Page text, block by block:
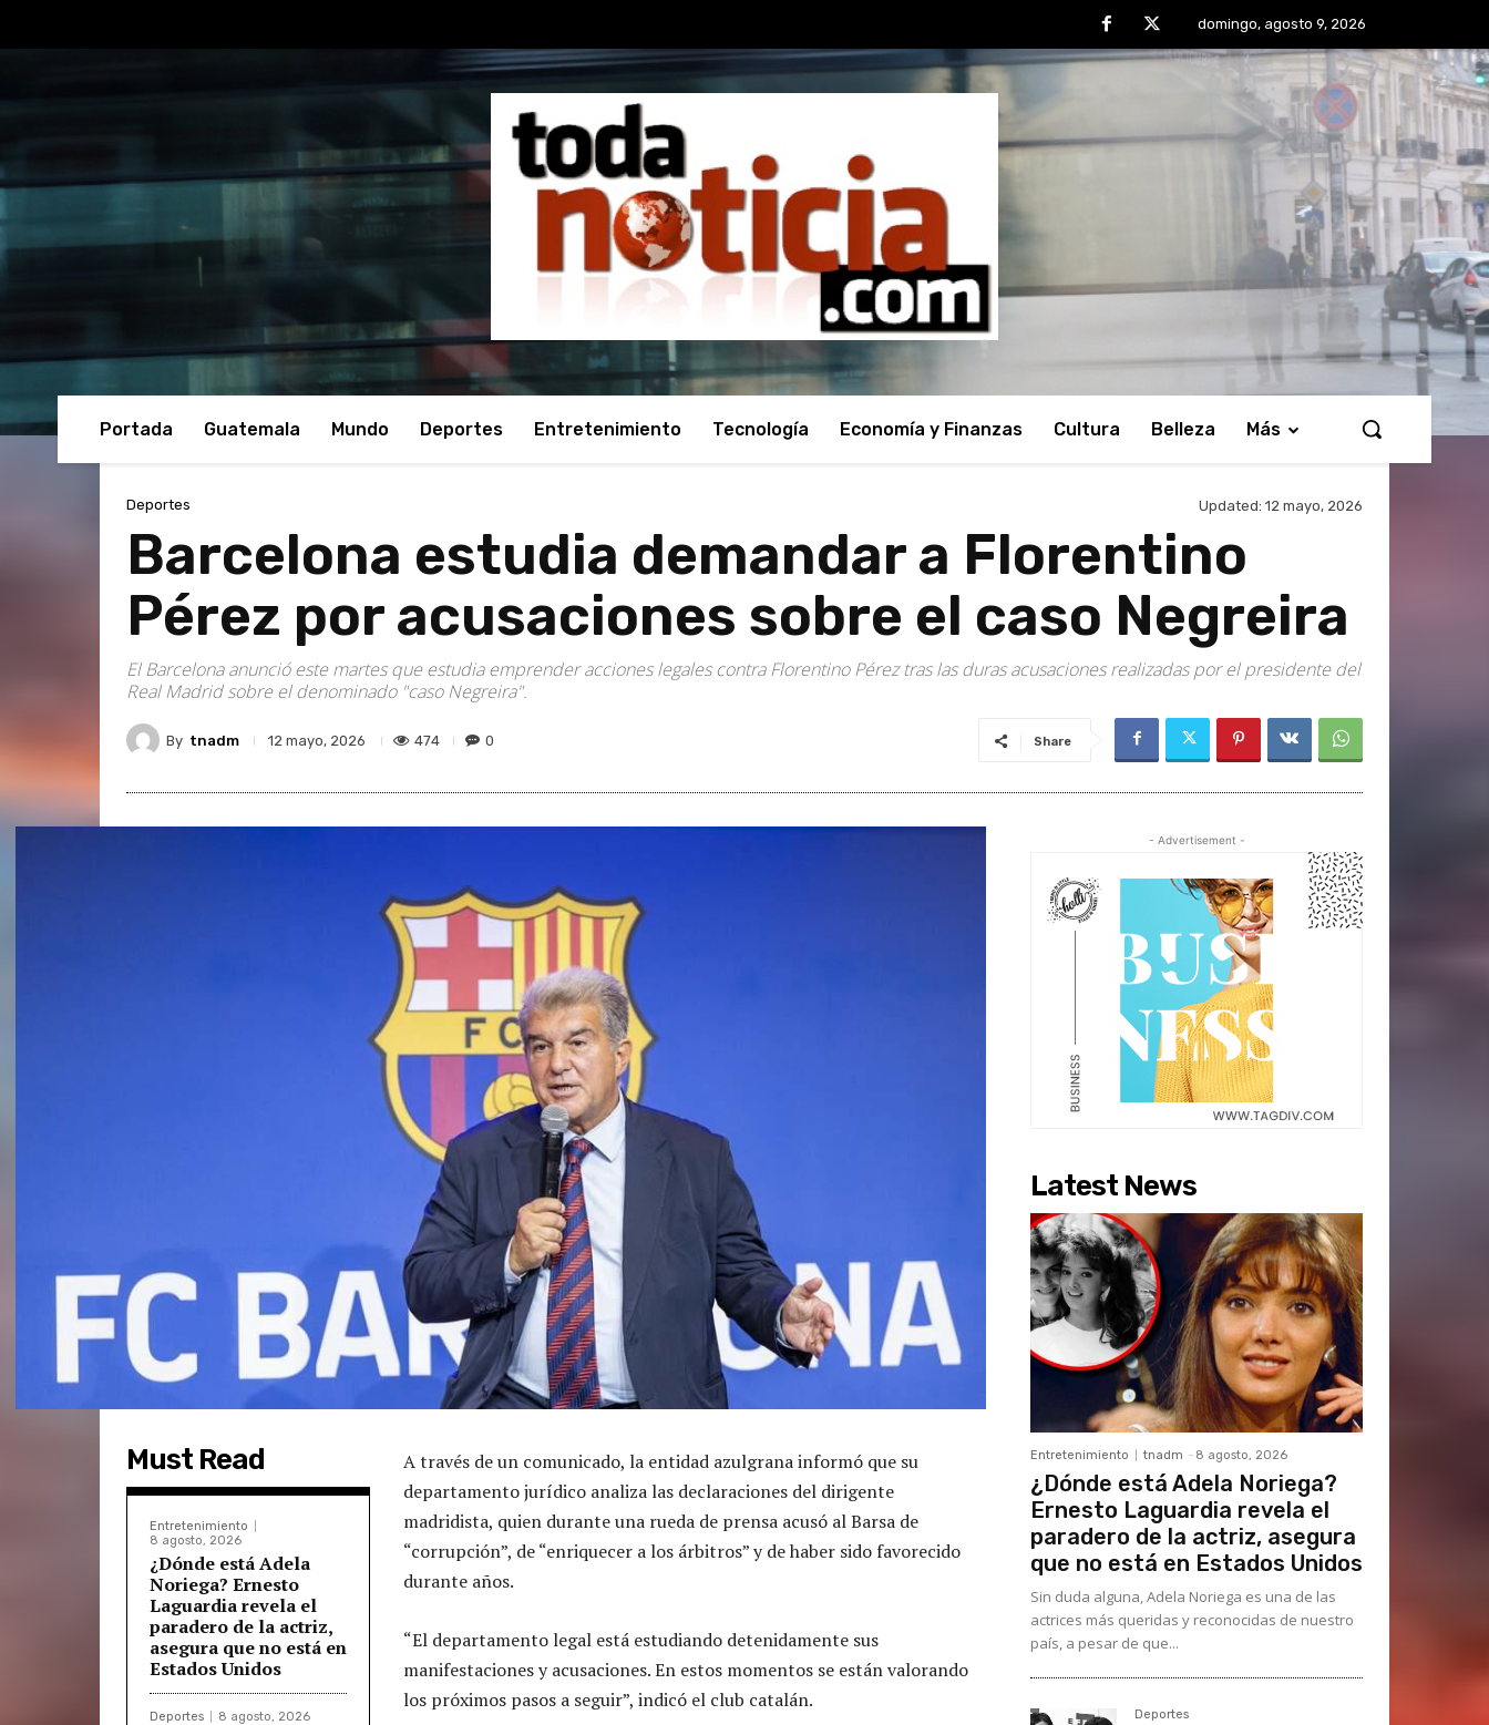
domingo, agosto 9, 2026
Portada Guatemala Mundo Deportes Entretenimiento Tecnología Economía y Finanzas Cultura Belleza Más
Deportes Updated: 12 mayo, 2026
Barcelona estudia demandar a Florentino
Pérez por acusaciones sobre el caso Negreira
El Barcelona anunció este martes que estudia emprender acciones legales contra Florentino Pérez tras las duras acusaciones realizadas por el presidente del
Real Madrid sobre el denominado "caso Negreira".
By tnadm 12 mayo, 2026 474 0 Share
Must Read
Entretenimiento
8 agosto, 2026
¿Dónde está Adela
Noriega? Ernesto
Laguardia revela el
paradero de la actriz,
asegura que no está en
Estados Unidos
Deportes 8 agosto, 2026
A través de un comunicado, la entidad azulgrana informó que su
departamento jurídico analiza las declaraciones del dirigente
madridista, quien durante una rueda de prensa acusó al Barsa de
“corrupción”, de “enriquecer a los árbitros” y de haber sido favorecido
durante años.
“El departamento legal está estudiando detenidamente sus
manifestaciones y acusaciones. En estos momentos se están valorando
los próximos pasos a seguir”, indicó el club catalán.
- Advertisement -
Latest News
Entretenimiento tnadm - 8 agosto, 2026
¿Dónde está Adela Noriega?
Ernesto Laguardia revela el
paradero de la actriz, asegura
que no está en Estados Unidos
Sin duda alguna, Adela Noriega es una de las
actrices más queridas y reconocidas de nuestro
país, a pesar de que...
Deportes